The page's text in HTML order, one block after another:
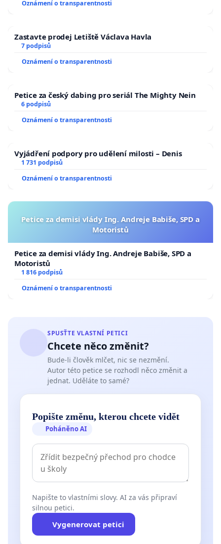
Oznámení o transparentnosti
Zastavte prodej Letiště Václava Havla
7 podpisů
Oznámení o transparentnosti
Petice za český dabing pro seriál The Mighty Nein
6 podpisů
Oznámení o transparentnosti
Vyjádření podpory pro udělení milosti – Denis
1 731 podpisů
Oznámení o transparentnosti
Petice za demisi vlády Ing. Andreje Babiše, SPD a
Motoristů
Petice za demisi vlády Ing. Andreje Babiše, SPD a
Motoristů
1 816 podpisů
Oznámení o transparentnosti
SPUSŤTE VLASTNÍ PETICI
Chcete něco změnit?
Bude-li člověk mlčet, nic se nezmění.
Autor této petice se rozhodl něco změnit a
jednat. Uděláte to samé?
Popište změnu, kterou chcete vidět
Poháněno AI
Napište to vlastními slovy. AI za vás připraví
silnou petici.
Vygenerovat petici